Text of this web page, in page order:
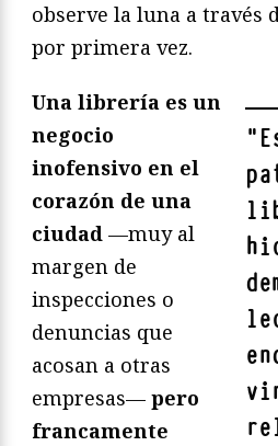
observe la luna a través
por primera vez.
"
Una librería es un
negocio
inofensivo en el
corazón de una
ciudad —muy al
margen de
inspecciones o
denuncias que
acosan a otras
empresas— pero
francamente